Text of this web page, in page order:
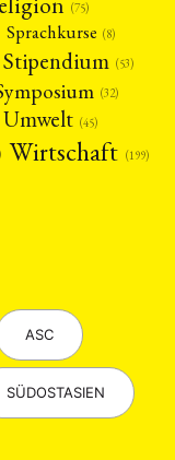
(75)
Sprachkurse (8)
Stipendium (53)
(32)
Umwelt (45)
Wirtschaft (199)
ASC
SÜDOSTASIEN